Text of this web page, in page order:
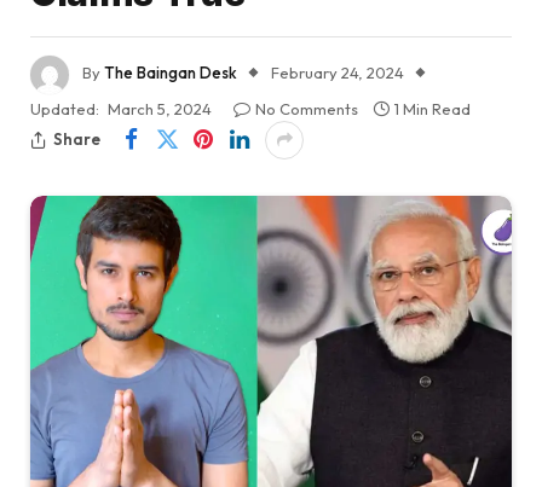
ByThe Baingan Desk
February 24, 2024
Updated: March 5, 2024 No Comments
1 Min Read
Share